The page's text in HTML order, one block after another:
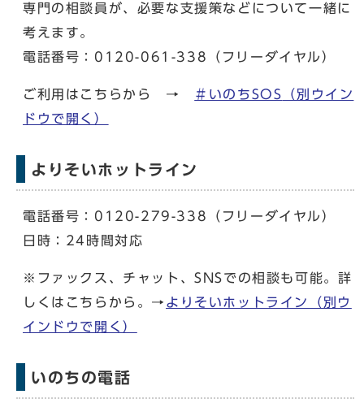
専門の相談員が、必要な支援策などについて一緒に
考えます。
電話番号：0120-061-338（フリーダイヤル）
ご利用はこちらから → ＃いのちSOS （別ウイン
ドウで開く）
よりそいホットライン
電話番号：0120-279-338（フリーダイヤル）
日時：24時間対応
※ファックス、チャット、SNSでの相談も可能。詳
しくはこちらから。→ よりそいホットライン
（別ウ
インドウで開く）
いのちの電話